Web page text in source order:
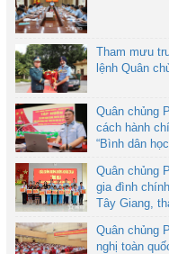
Tham mưu
lệnh Quân
Quân chủng
cách hành
“Bình dân
Quân chủng
gia đình
Tây Giang,
Quân chủng
nghị toàn